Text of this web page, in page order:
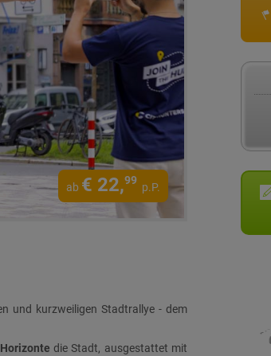
ab € 22,99
p.P.
und kurzweiligen Stadtrallye - dem
die Stadt, ausgestattet mit